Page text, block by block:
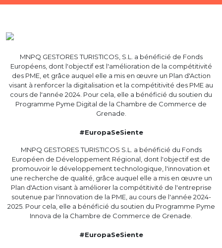
MNPQ GESTORES TURISTICOS, S.L. a bénéficié de Fonds
Européens, dont l'objectif est l'amélioration de la compétitivité
des PME, et grâce auquel elle a mis en œuvre un Plan d'Action
visant à renforcer la digitalisation et la compétitivité des PME au
cours de l'année 2024. Pour cela, elle a bénéficié du soutien du
Programme Pyme Digital de la Chambre de Commerce de
Grenade.
#EuropaSeSiente
MNPQ GESTORES TURISTICOS S.L. a bénéficié du Fonds
Européen de Développement Régional, dont l'objectif est de
promouvoir le développement technologique, l'innovation et
une recherche de qualité, grâce auquel elle a mis en œuvre un
Plan d'Action visant à améliorer la compétitivité de l'entreprise
soutenue par l'innovation de la PME, au cours de l'année 2024-
2025. Pour cela, elle a bénéficié du soutien du Programme Pyme
Innova de la Chambre de Commerce de Grenade.
#EuropaSeSiente